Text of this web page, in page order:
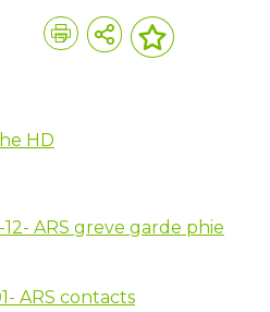
HD
12- ARS greve garde phie
ARS contacts